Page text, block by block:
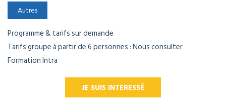
Autres
Programme & tarifs sur demande
Tarifs groupe à partir de 6 personnes : Nous consulter
Formation Intra
JE SUIS INTERESSÉ